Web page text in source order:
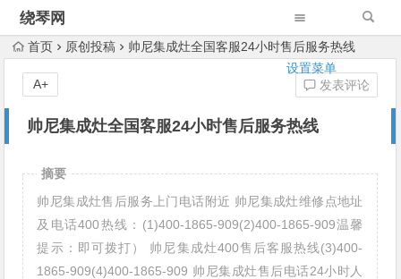
绕琴网
设置菜单
首页 原创投稿 帅尼集成灶全国客服24小时售后服务热线
帅尼集成灶全国客服24小时售后服务热线
发表评论
A+
摘要
帅尼集成灶售后服务上门电话附近 帅尼集成灶维修点地址
及电话400热线：(1)400-1865-909(2)400-1865-909温馨
提示：即可拨打） 帅尼集成灶400售后客服热线(3)400-
1865-909(4)400-1865-909 帅尼集成灶售后电话24小时人